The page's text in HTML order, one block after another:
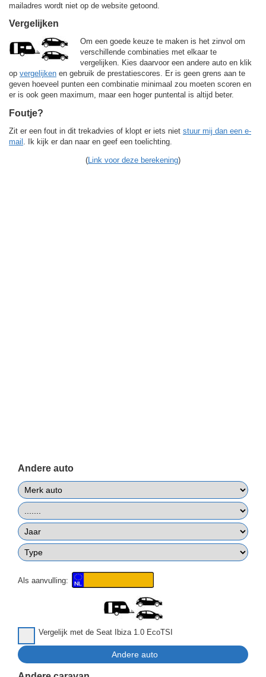
mailadres wordt niet op de website getoond.
Vergelijken
Om een goede keuze te maken is het zinvol om
verschillende combinaties met elkaar te
vergelijken. Kies daarvoor een andere auto en klik
op vergelijken en gebruik de prestatiescores. Er is geen grens aan te
geven hoeveel punten een combinatie minimaal zou moeten scoren en
er is ook geen maximum, maar een hoger puntental is altijd beter.
Foutje?
Zit er een fout in dit trekadvies of klopt er iets niet stuur mij dan een e-
mail
. Ik kijk er dan naar en geef een toelichting.
( Link voor deze berekening)
Andere auto
Als aanvulling:
Vergelijk met de Seat Ibiza 1.0 EcoTSI